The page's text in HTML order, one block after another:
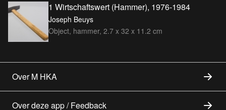
1 Wirtschaftswert (Hammer), 1976-1984
Joseph Beuys
Object, hammer, 2.7 x 32 x 11.2 cm
Over M HKA
Over deze app / Feedback